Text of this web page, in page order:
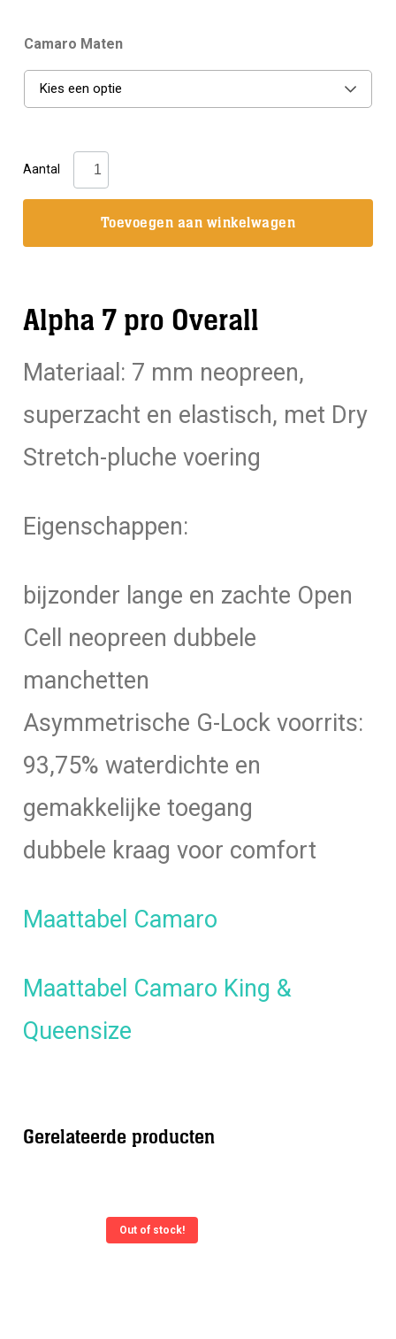
Camaro Maten
Kies een optie
Aantal
Camaro:
Alpha
aantal
Toevoegen aan winkelwagen
Alpha 7 pro Overall
Materiaal: 7 mm neopreen,
superzacht en elastisch, met Dry
Stretch-pluche voering
Eigenschappen:
bijzonder lange en zachte Open
Cell neopreen dubbele
manchetten
Asymmetrische G-Lock voorrits:
93,75% waterdichte en
gemakkelijke toegang
dubbele kraag voor comfort
Maattabel Camaro
Maattabel Camaro King &
Queensize
Gerelateerde producten
Out of stock!